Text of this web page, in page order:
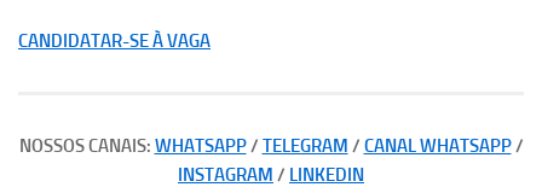
CANDIDATAR-SE À VAGA
NOSSOS CANAIS: WHATSAPP/ TELEGRAM / CANAL WHATSAPP/
INSTAGRAM / LINKEDIN